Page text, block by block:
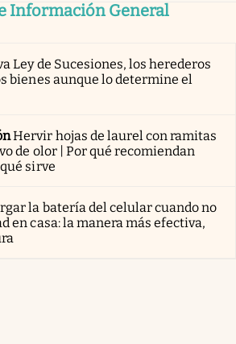
Información General
Ley de Sucesiones, los herederos
bienes aunque lo determine el
Hervir hojas de laurel con ramitas
de olor | Por qué recomiendan
sirve
la batería del celular cuando no
en casa: la manera más efectiva,